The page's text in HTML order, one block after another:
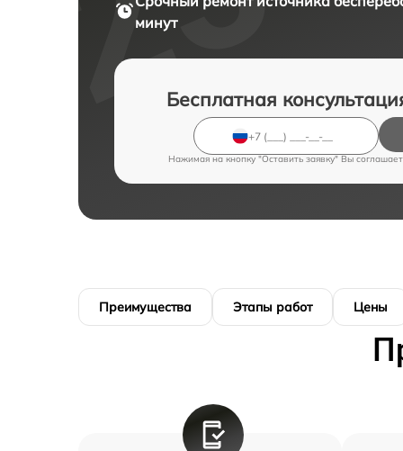
минут
Бесплатная
Нажимая на кнопку "Оставить заявку" Вы
Преимущества Этапы работ Цены